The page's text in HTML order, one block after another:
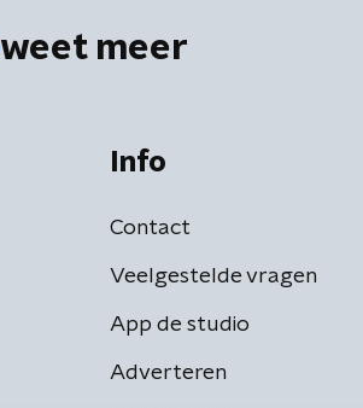
weet meer
Info
Contact
Veelgestelde vragen
App de studio
Adverteren